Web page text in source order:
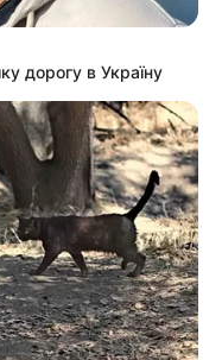
дорогу в Україну